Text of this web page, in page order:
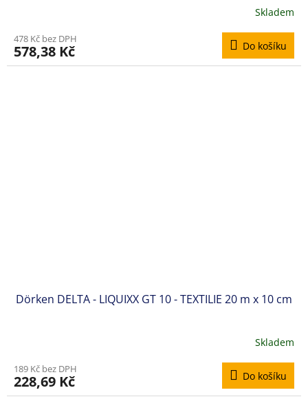
Skladem
478 Kč bez DPH
578,38 Kč Do košíku
Dörken DELTA - LIQUIXX GT 10 - TEXTILIE 20 m x 10 cm
Skladem
189 Kč bez DPH
228,69 Kč Do košíku